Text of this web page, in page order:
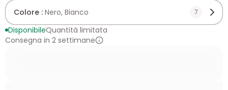
Colore : Nero, Bianco 7
DisponibileQuantità limitata
Consegna in 2 settimane